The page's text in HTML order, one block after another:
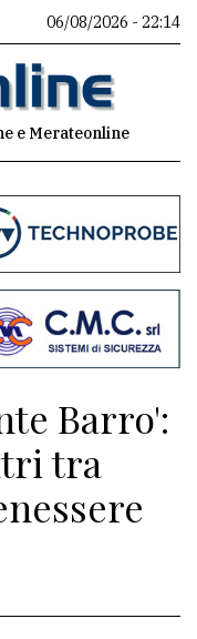
06/08/2026 - 22:14
e Merateonline
Barro':
tra